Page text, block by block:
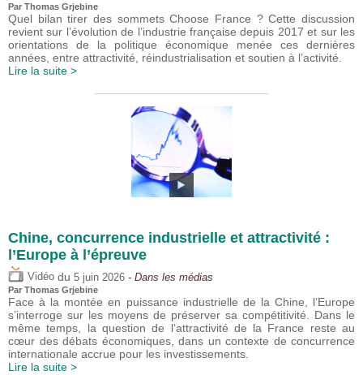
Par Thomas Grjebine
Quel bilan tirer des sommets Choose France ? Cette discussion
revient sur l’évolution de l’industrie française depuis 2017 et sur les
orientations de la politique économique menée ces dernières
années, entre attractivité, réindustrialisation et soutien à l’activité.
Lire la suite >
Chine, concurrence industrielle et attractivité :
l’Europe à l’épreuve
Vidéo du 5 juin 2026 - Dans les médias
Par Thomas Grjebine
Face à la montée en puissance industrielle de la Chine, l’Europe
s’interroge sur les moyens de préserver sa compétitivité. Dans le
même temps, la question de l’attractivité de la France reste au
cœur des débats économiques, dans un contexte de concurrence
internationale accrue pour les investissements.
Lire la suite >